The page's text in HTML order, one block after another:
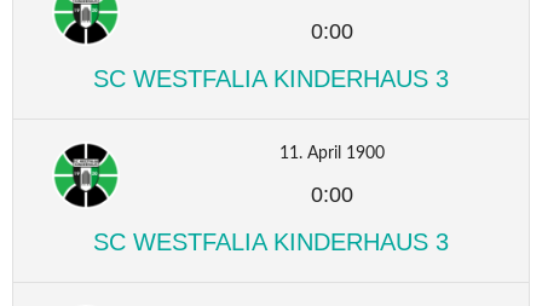
0:00
SC WESTFALIA KINDERHAUS 3
11. April 1900
0:00
SC WESTFALIA KINDERHAUS 3